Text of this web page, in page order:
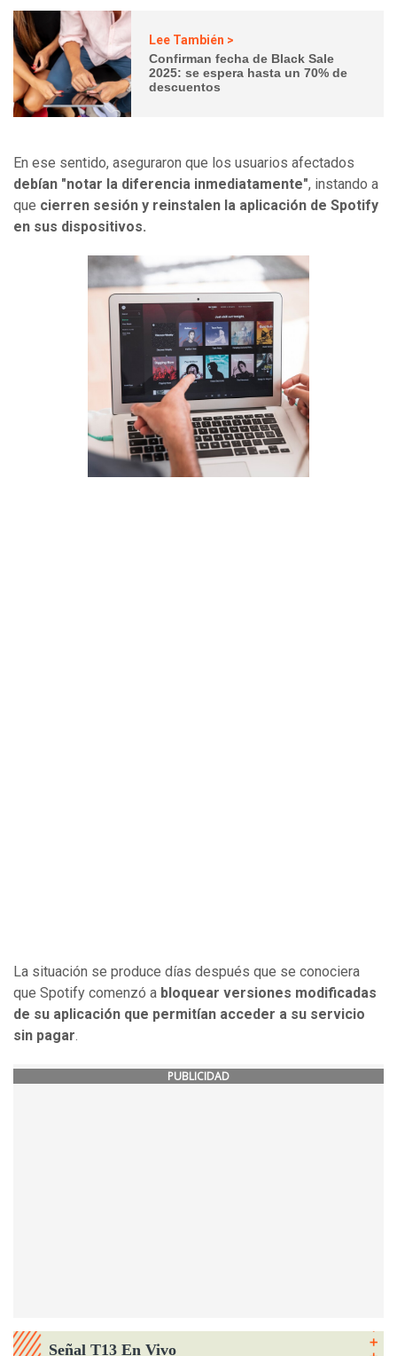
Lee También >
Confirman fecha de Black Sale
2025: se espera hasta un 70% de
descuentos
En ese sentido, aseguraron que los usuarios afectados
debían "notar la diferencia inmediatamente", instando a
que cierren sesión y reinstalen la aplicación de Spotify
en sus dispositivos.
La situación se produce días después que se conociera
que Spotify comenzó a bloquear versiones modificadas
de su aplicación que permitían acceder a su servicio
sin pagar.
PUBLICIDAD
Señal T13 En Vivo